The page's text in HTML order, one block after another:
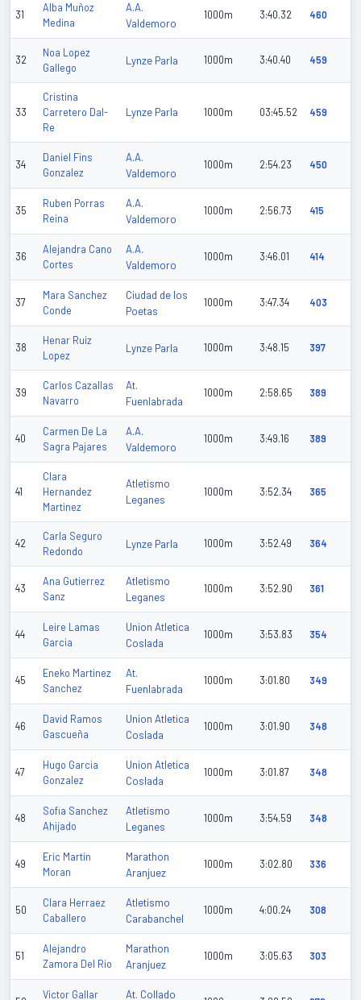
31
Alba Muñoz
Medina
A.A.
Valdemoro
1000m 3:40.32 460
32
Noa Lopez
Gallego
Lynze Parla 1000m 3:40.40 459
33
Cristina
Carretero Dal-
Re
Lynze Parla 1000m 03:45.52 459
34
Daniel Fins
Gonzalez
A.A.
Valdemoro
1000m 2:54.23 450
35
Ruben Porras
Reina
A.A.
Valdemoro
1000m 2:56.73 415
36
Alejandra Cano
Cortes
A.A.
Valdemoro
1000m 3:46.01 414
37
Mara Sanchez
Conde
Ciudad de los
Poetas
1000m 3:47.34 403
38
Henar Ruiz
Lopez
Lynze Parla 1000m 3:48.15 397
39
Carlos Cazallas
Navarro
At.
Fuenlabrada
1000m 2:58.65 389
40
Carmen De La
Sagra Pajares
A.A.
Valdemoro
1000m 3:49.16 389
41
Clara
Hernandez
Martinez
Atletismo
Leganes
1000m 3:52.34 365
42
Carla Seguro
Redondo
Lynze Parla 1000m 3:52.49 364
43
Ana Gutierrez
Sanz
Atletismo
Leganes
1000m 3:52.90 361
44
Leire Lamas
Garcia
Union Atletica
Coslada
1000m 3:53.83 354
45
Eneko Martinez
Sanchez
At.
Fuenlabrada
1000m 3:01.80 349
46
David Ramos
Gascueña
Union Atletica
Coslada
1000m 3:01.90 348
47
Hugo Garcia
Gonzalez
Union Atletica
Coslada
1000m 3:01.87 348
48
Sofia Sanchez
Ahijado
Atletismo
Leganes
1000m 3:54.59 348
49
Eric Martin
Moran
Marathon
Aranjuez
1000m 3:02.80 336
50
Clara Herraez
Caballero
Atletismo
Carabanchel
1000m 4:00.24 308
51
Alejandro
Zamora Del Rio
Marathon
Aranjuez
1000m 3:05.63 303
Victor Gallar At. Collado